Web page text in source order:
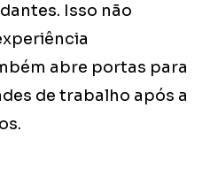
Isso não
abre portas para
de trabalho após a